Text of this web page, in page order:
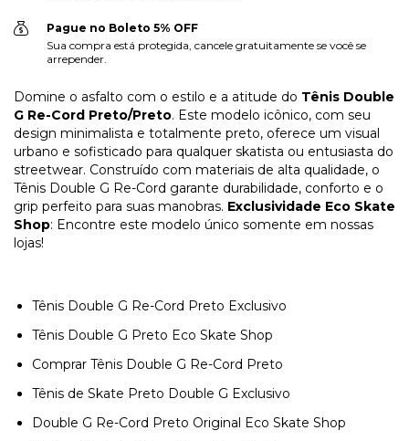
Pague no Boleto 5% OFF
Sua compra está protegida, cancele gratuitamente se você se
arrepender.
Domine o asfalto com o estilo e a atitude do Tênis Double
G Re-Cord Preto/Preto. Este modelo icônico, com seu
design minimalista e totalmente preto, oferece um visual
urbano e sofisticado para qualquer skatista ou entusiasta do
streetwear. Construído com materiais de alta qualidade, o
Tênis Double G Re-Cord garante durabilidade, conforto e o
grip perfeito para suas manobras. Exclusividade Eco Skate
Shop: Encontre este modelo único somente em nossas
lojas!
Tênis Double G Re-Cord Preto Exclusivo
Tênis Double G Preto Eco Skate Shop
Comprar Tênis Double G Re-Cord Preto
Tênis de Skate Preto Double G Exclusivo
Double G Re-Cord Preto Original Eco Skate Shop